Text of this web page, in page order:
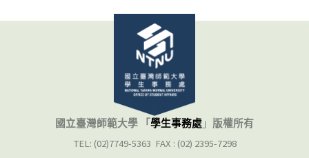
國立臺灣師範大學 「學生事務處 」 版權所有
TEL: (02)7749-5363 FAX : (02) 2395-7298